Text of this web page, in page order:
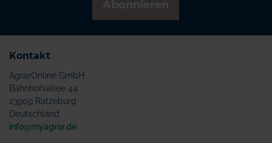
Kontakt
AgrarOnline GmbH
Bahnhofsallee 44
23909 Ratzeburg
Deutschland
info@myagrar.de